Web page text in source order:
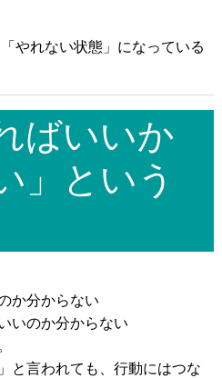
やれない状態」になっている
ばいいか
」という
か分からない
いのか分からない
と言われても、行動にはつな